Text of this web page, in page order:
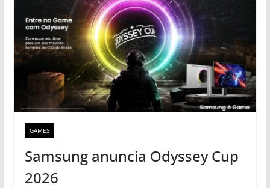
GAMES
Samsung anuncia Odyssey Cup
2026